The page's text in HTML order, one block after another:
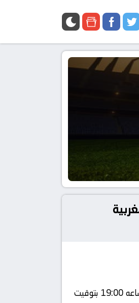
المغربية
يلتقى اليوم 2023-05-06 كلا من نادى الرجاء البيضاوي و نادي أولمبيك خريبكة فى بطولة البطولة المغربية الاحترافية إنوي فى تمام الساعه 19:00 بتوقيت